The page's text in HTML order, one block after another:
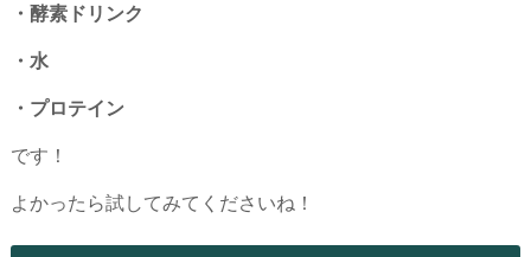
・酵素ドリンク
・水
・プロテイン
です！
よかったら試してみてくださいね！